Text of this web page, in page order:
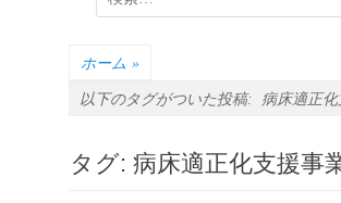
索:
ホーム »
以下のタグがついた投稿: 病床適正
タグ: 病床適正化支援事